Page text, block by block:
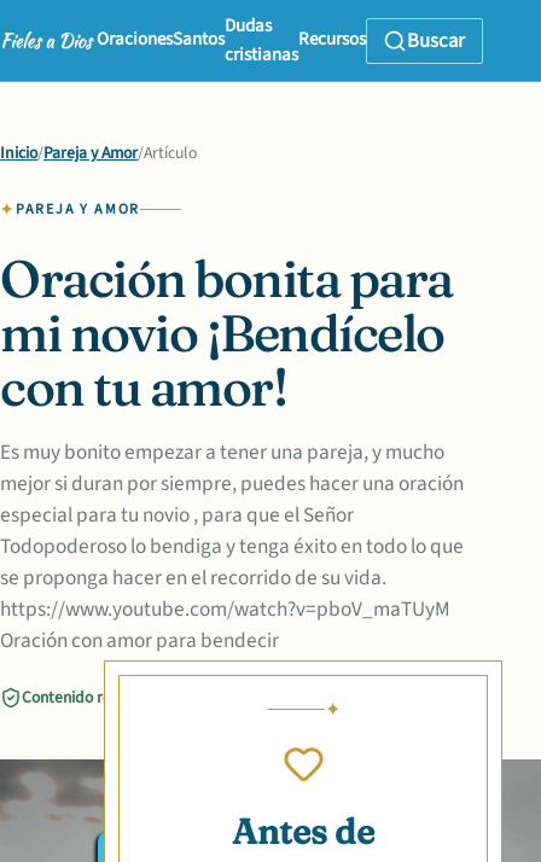
OracionesSantos
Dudas
cristianas
Recursos Buscar
Inicio/Pareja y Amor/Artículo
PAREJA Y AMOR
Oración bonita para
mi novio ¡Bendícelo
con tu amor!
Es muy bonito empezar a tener una pareja, y mucho
mejor si duran por siempre, puedes hacer una oración
especial para tu novio , para que el Señor
Todopoderoso lo bendiga y tenga éxito en todo lo que
se proponga hacer en el recorrido de su vida.
https://www.youtube.com/watch?v=pboV_maTUyM
Oración con amor para bendecir
Contenido revisado
Antes de